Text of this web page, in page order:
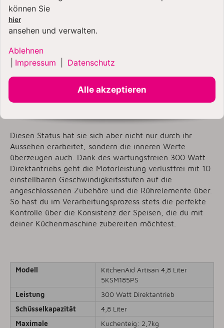
Die Artisan 4,8 Liter
Küchenmaschine
Hier ist das neue Modell 5KSM185 der Stilikone von
KitchenAid: Die wunderschöne Artisan 4,8 Liter
Küchenmaschine mit gebürsteter Edelstahl-
Rührschüssel und spülmaschinenfesten Rührelementen
aus Edelstahl. Eine KitchenAid Artisan ist nicht nur die
meistverkaufte Küchenmaschine auf unserem
Planeten, sondern mit ihrem mehrfach prämierten
Diesen Status hat sie sich aber nicht nur durch ihr
Aussehen erarbeitet, sondern die inneren Werte
überzeugen auch. Dank des wartungsfreien 300 Watt
Direktantriebs geht die Motorleistung verlustfrei mit 10
einstellbaren Geschwindigkeitsstufen auf die
angeschlossenen Zubehöre und die Rührelemente über.
So hast du im Verarbeitungsprozess stets die perfekte
Kontrolle über die Konsistenz der Speisen, die du mit
deiner Küchenmaschine zubereiten möchtest.
Modell
KitchenAid Artisan 4,8 Liter
5KSM185PS
Leistung
300 Watt Direktantrieb
Schüsselkapazität
4,8 Liter
Maximale
Kuchenteig: 2,7kg
können Sie
hier
ansehen und verwalten.
Ablehnen
Impressum Datenschutz
Alle akzeptieren